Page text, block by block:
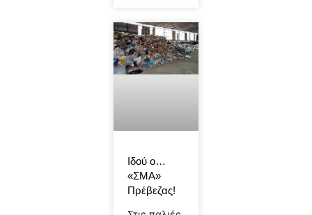
Ιδού ο…
«ΣΜΑ»
Πρέβεζας!